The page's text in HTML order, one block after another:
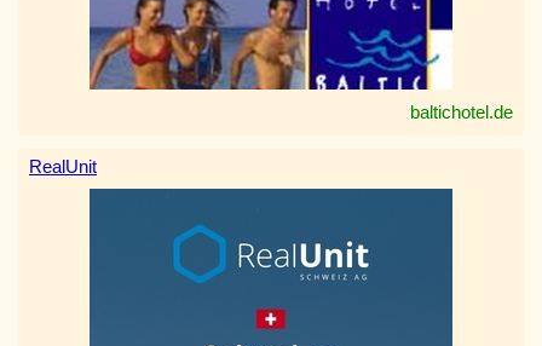
baltichotel.de
RealUnit